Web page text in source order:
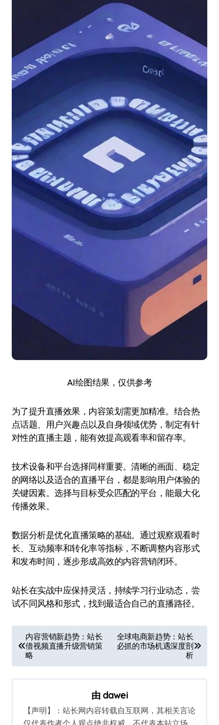
AI绘图结果，仅供参考
为了提升直播效果，内容策划需更加精准。结合热
点话题、用户兴趣点以及自身领域优势，制定有针
对性的直播主题，能有效提高观看率和留存率。
技术设备和平台选择同样重要。清晰的画面、稳定
的网络以及适合的直播平台，都是影响用户体验的
关键因素。选择与目标受众匹配的平台，能最大化
传播效果。
数据分析是优化直播策略的基础。通过观察观看时
长、互动频率和转化率等指标，不断调整内容形式
和发布时间，逐步形成高效的内容营销闭环。
站长在实战中应保持灵活，持续学习行业动态，尝
试不同风格和形式，找到最适合自己的直播路径。
章
导
航
内容营销新趋势：站长
借视频直播升级营销策
略
全球电商新趋势：站长
必抓的市场机遇深度剖
析
由 dawei
【声明】：站长网内容转载自互联网，其相关言论
仅代表作者个人观点绝非权威，不代表本站立场。